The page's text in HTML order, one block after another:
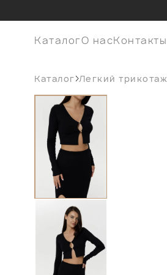
КаталогО насКонтакты
Каталог Легкий трикотаж